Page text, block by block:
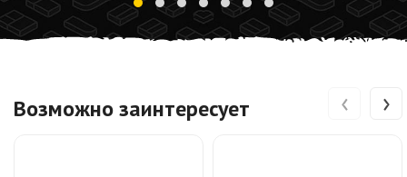
Возможно заинтересует ‹ ›